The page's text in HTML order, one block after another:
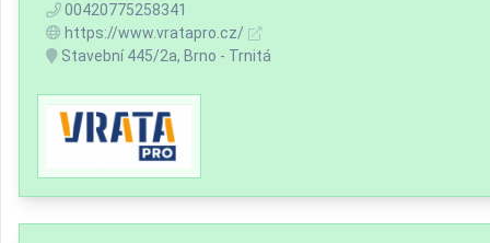
00420775258341
https://www.vratapro.cz/
Stavební 445/2a, Brno - Trnitá